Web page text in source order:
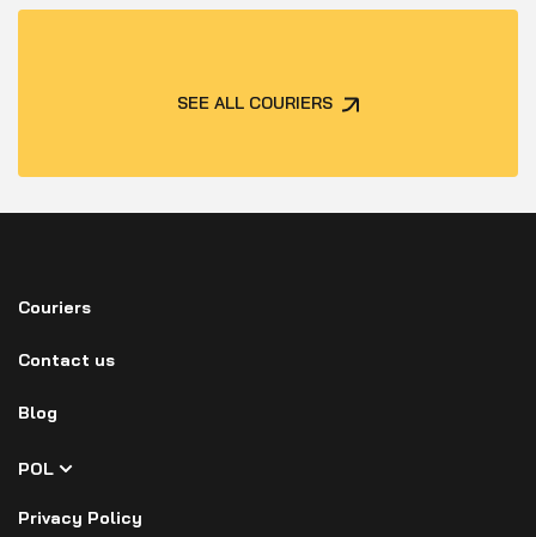
SEE ALL COURIERS
Couriers
Contact us
Blog
POL
Privacy Policy